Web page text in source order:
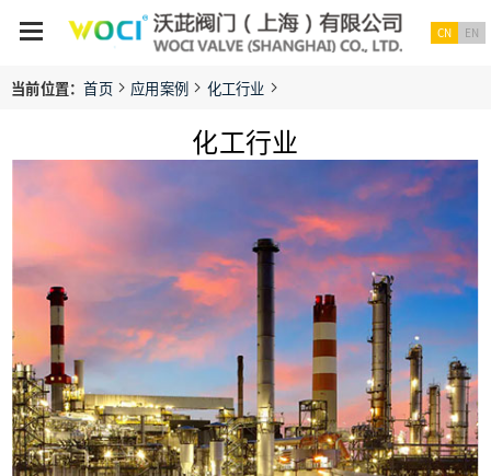
CN EN
当前位置：首页 应用案例 化工行业
化工行业